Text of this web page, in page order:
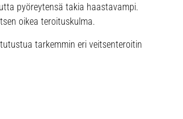
pyöreytensä takia haastavampi.
oikea teroituskulma.
tarkemmin eri veitsenteroitin